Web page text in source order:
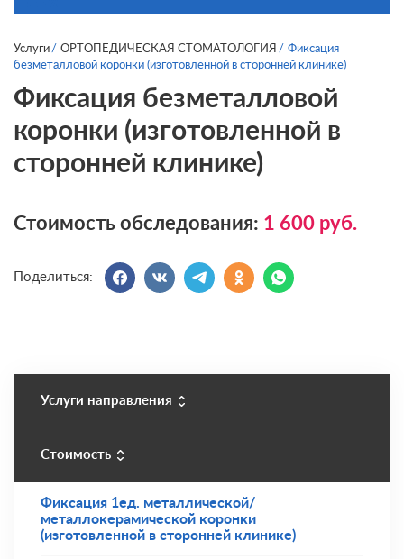
Услуги ОРТОПЕДИЧЕСКАЯ СТОМАТОЛОГИЯ
Фиксация
безметалловой коронки (изготовленной в сторонней клинике)
Фиксация безметалловой
коронки (изготовленной в
сторонней клинике)
Стоимость обследования: 1 600 руб.
Поделиться:
Услуги направления
Стоимость
Фиксация 1ед. металлической/
металлокерамической коронки
(изготовленной в сторонней клинике)